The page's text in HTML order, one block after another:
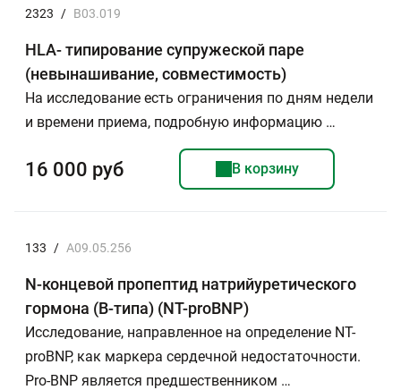
2323 / B03.019
HLA- типирование супружеской паре
(невынашивание, совместимость)
На исследование есть ограничения по дням недели
и времени приема, подробную информацию …
16 000 руб В корзину
133 / A09.05.256
N-концевой пропептид натрийуретического
гормона (В-типа) (NT-proBNP)
Исследование, направленное на определение NT-
proBNP, как маркера сердечной недостаточности.
Рro-BNP является предшественником …